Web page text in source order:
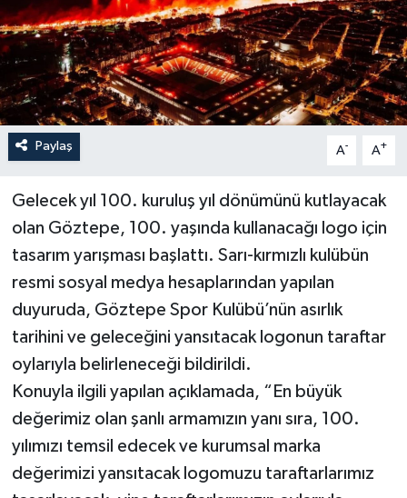
Paylaş A- A+
Gelecek yıl 100. kuruluş yıl dönümünü kutlayacak
olan Göztepe, 100. yaşında kullanacağı logo için
tasarım yarışması başlattı. Sarı-kırmızlı kulübün
resmi sosyal medya hesaplarından yapılan
duyuruda, Göztepe Spor Kulübü’nün asırlık
tarihini ve geleceğini yansıtacak logonun taraftar
oylarıyla belirleneceği bildirildi.
Konuyla ilgili yapılan açıklamada, “En büyük
değerimiz olan şanlı armamızın yanı sıra, 100.
yılımızı temsil edecek ve kurumsal marka
değerimizi yansıtacak logomuzu taraftarlarımız